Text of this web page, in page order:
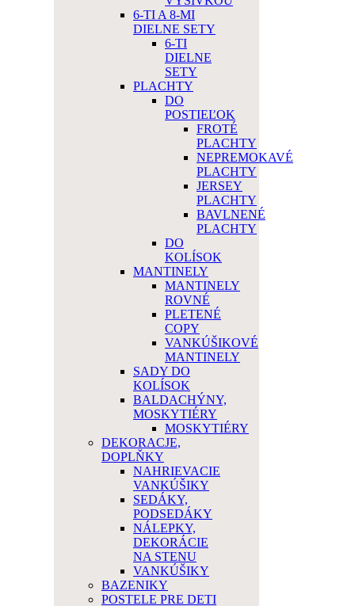
6-TI A 8-MI
DIELNE SETY
6-TI
DIELNE
SETY
PLACHTY
DO
POSTIEĽOK
FROTÉ
PLACHTY
NEPREMOKAVÉ
PLACHTY
JERSEY
PLACHTY
BAVLNENÉ
PLACHTY
DO
KOLÍSOK
MANTINELY
MANTINELY
ROVNÉ
PLETENÉ
COPY
VANKÚŠIKOVÉ
MANTINELY
SADY DO
KOLÍSOK
BALDACHÝNY,
MOSKYTIÉRY
MOSKYTIÉRY
DEKORACJE,
DOPLŇKY
NAHRIEVACIE
VANKÚŠIKY
SEDÁKY,
PODSEDÁKY
NÁLEPKY,
DEKORÁCIE
NA STENU
VANKÚŠIKY
BAZENIKY
POSTELE PRE DETI